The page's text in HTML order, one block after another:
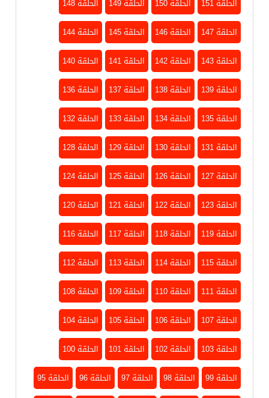
الحلقة 151 الحلقة 150 الحلقة 149
الحلقة 148
الحلقة 147
الحلقة 146 الحلقة 145
الحلقة 144
الحلقة 143
الحلقة 142 الحلقة 141
الحلقة 140
الحلقة 139
الحلقة 138 الحلقة 137
الحلقة 136
الحلقة 135
الحلقة 134 الحلقة 133
الحلقة 132
الحلقة 131
الحلقة 130 الحلقة 129
الحلقة 128
الحلقة 127
الحلقة 126 الحلقة 125
الحلقة 124
الحلقة 123
الحلقة 122 الحلقة 121
الحلقة 120
الحلقة 119
الحلقة 118 الحلقة 117
الحلقة 116
الحلقة 115
الحلقة 114 الحلقة 113
الحلقة 112
الحلقة 111
الحلقة 110 الحلقة 109
الحلقة 108
الحلقة 107
الحلقة 106 الحلقة 105
الحلقة 104
الحلقة 103
الحلقة 102 الحلقة 101
الحلقة 100
الحلقة 99
الحلقة 98 الحلقة 97 الحلقة 96
الحلقة 95